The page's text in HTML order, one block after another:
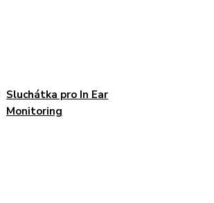
Sluchátka pro In Ear
Monitoring